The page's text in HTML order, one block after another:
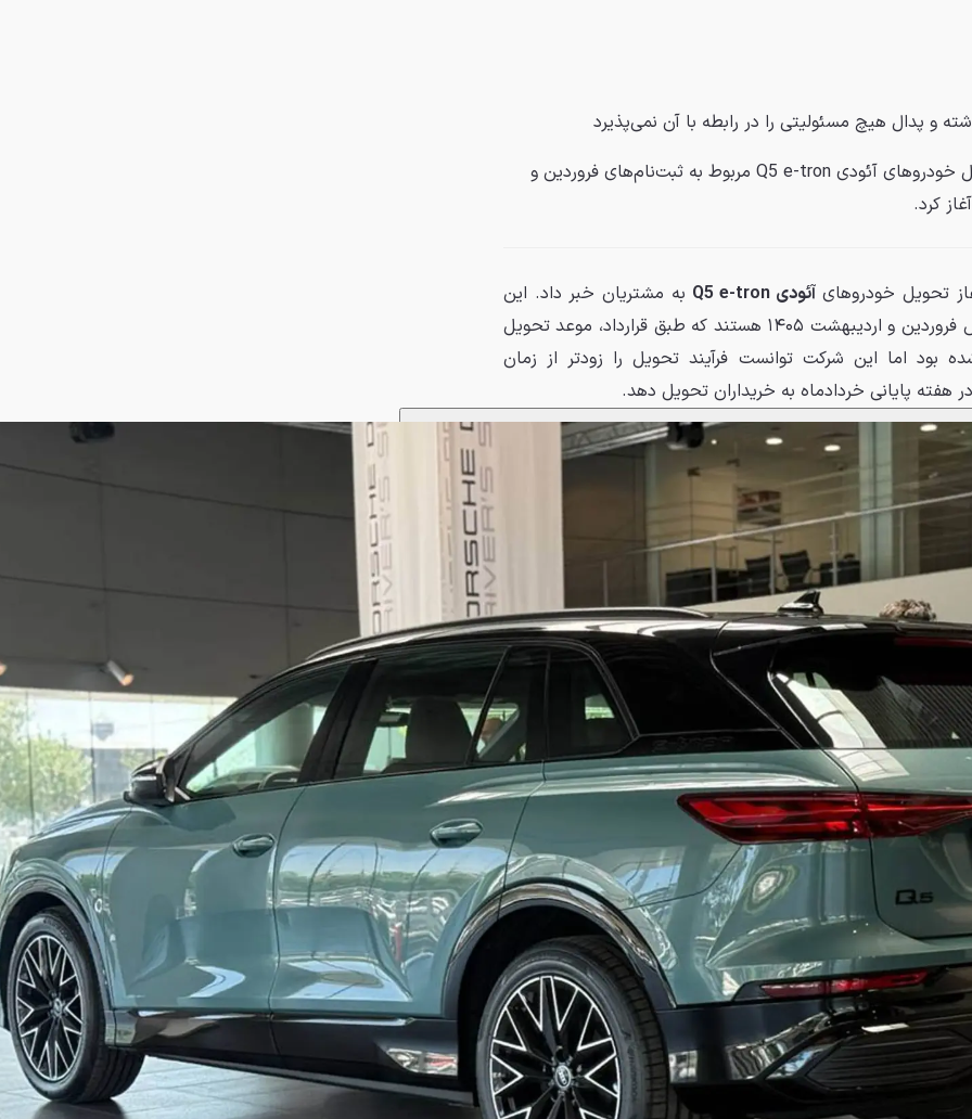
و پدال هیچ مسئولیتی را در رابطه با آن نمی‌پذیرد
شرکت معین خودرو ایرانیان تحویل خودروهای آئودی Q5 e-tron مربوط به ثبت‌نام‌های فروردین و
تحویل خودروهایآئودی Q5 e-tron
به مشتریان خبر داد. این
خودروها مربوط به طرح‌های فروش فروردین و اردیبهشت ۱۴۰۵ هستند که طبق قرارداد، موعد تحویل
بود اما این شرکت توانست فرآیند تحویل را زودتر از زمان
هفته پایانی خردادماه به خریداران تحویل دهد.